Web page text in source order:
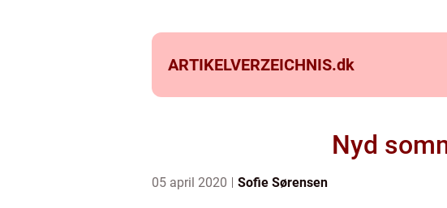
ARTIKELVERZEICHNIS.dk
Nyd
05 april 2020 Sofie Sørensen